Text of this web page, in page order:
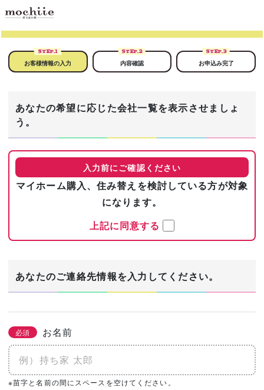
STEP.1
お客様情報の入力
STEP.2
内容確認
STEP.3
お申込み完了
あなたの希望に応じた会社一覧を表示させましょ
う。
入力前にご確認ください
マイホーム購入、住み替えを検討している方が対象
になります。
上記に同意する
必須 あなたの生年月日
あなたのご連絡先情報を入力してください。
必須 お名前
※苗字と名前の間にスペースを空けてください。